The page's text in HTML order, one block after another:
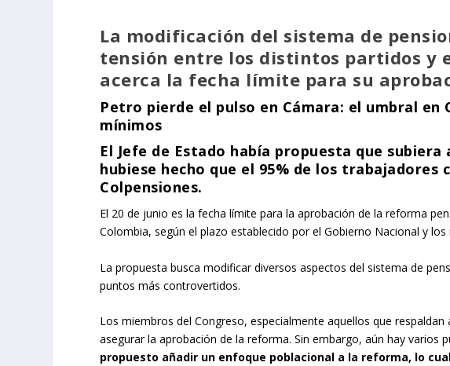
La modificación del sistema de
tensión entre los distintos partidos y
acerca la fecha límite para su
Petro pierde el pulso en Cámara: el umbral en
mínimos
El Jefe de Estado había propuesta que
hubiese hecho que el 95% de los
Colpensiones.
El 20 de junio es la fecha límite para la aprobación de la reforma
Colombia, según el plazo establecido por el Gobierno Nacional y
La propuesta busca modificar diversos aspectos del sistema de
puntos más controvertidos.
Los miembros del Congreso, especialmente aquellos que
asegurar la aprobación de la reforma. Sin embargo, aún hay varios
propuesto añadir un enfoque poblacional a la reforma, lo